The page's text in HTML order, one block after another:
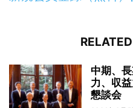
中期、
力、収
懇談会